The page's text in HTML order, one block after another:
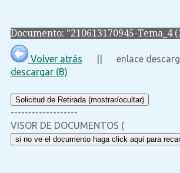
Documento: "210613170945-Tema_4
Volver atrás || enlace
descargar (B)
Solicitud de Retirada (mostrar/ocultar)
-------------------
VISOR DE DOCUMENTOS (
si no ve el documento haga click aqui para